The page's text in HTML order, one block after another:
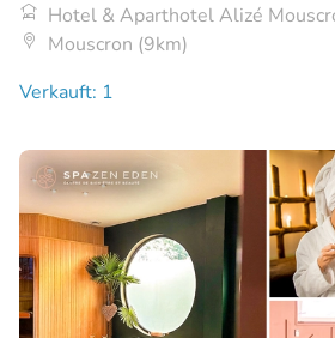
Hotel & Aparthotel Alizé
Mouscron (9km)
Verkauft: 1